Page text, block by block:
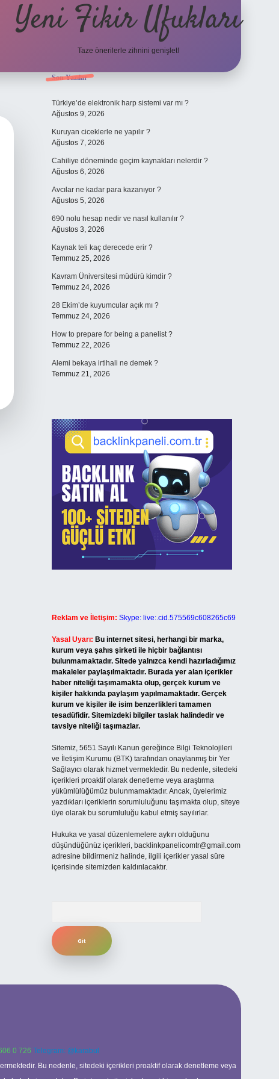
Yeni Fikir Ufukları
Taze önerilerle zihnini genişlet!
Sidebar
Son Yazılar
Türkiye’de elektronik harp sistemi var mı ?
Ağustos 9, 2026
Kuruyan ciceklerle ne yapılır ?
Ağustos 7, 2026
Cahiliye döneminde geçim kaynakları nelerdir ?
Ağustos 6, 2026
Avcılar ne kadar para kazanıyor ?
Ağustos 5, 2026
690 nolu hesap nedir ve nasıl kullanılır ?
Ağustos 3, 2026
Kaynak teli kaç derecede erir ?
Temmuz 25, 2026
Kavram Üniversitesi müdürü kimdir ?
Temmuz 24, 2026
28 Ekim’de kuyumcular açık mı ?
Temmuz 24, 2026
How to prepare for being a panelist ?
Temmuz 22, 2026
Alemi bekaya irtihali ne demek ?
Temmuz 21, 2026
Reklam ve İletişim: Skype: live:.cid.575569c608265c69
Yasal Uyarı: Bu internet sitesi, herhangi bir marka,
kurum veya şahıs şirketi ile hiçbir bağlantısı
bulunmamaktadır. Sitede yalnızca kendi hazırladığımız
makaleler paylaşılmaktadır. Burada yer alan içerikler
haber niteliği taşımamakta olup, gerçek kurum ve
kişiler hakkında paylaşım yapılmamaktadır. Gerçek
kurum ve kişiler ile isim benzerlikleri tamamen
tesadüfidir. Sitemizdeki bilgiler taslak halindedir ve
tavsiye niteliği taşımazlar.
Sitemiz, 5651 Sayılı Kanun gereğince Bilgi Teknolojileri
ve İletişim Kurumu (BTK) tarafından onaylanmış bir Yer
Sağlayıcı olarak hizmet vermektedir. Bu nedenle, sitedeki
içerikleri proaktif olarak denetleme veya araştırma
yükümlülüğümüz bulunmamaktadır. Ancak, üyelerimiz
yazdıkları içeriklerin sorumluluğunu taşımakta olup, siteye
üye olarak bu sorumluluğu kabul etmiş sayılırlar.
Hukuka ve yasal düzenlemelere aykırı olduğunu
düşündüğünüz içerikleri, backlinkpanelicomtr@gmail.com
adresine bildirmeniz halinde, ilgili içerikler yasal süre
içerisinde sitemizden kaldırılacaktır.
0 726 Telegram: @karabul
Bu nedenle, sitedeki içerikleri proaktif olarak denetleme veya